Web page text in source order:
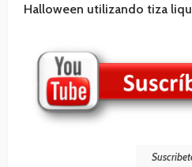
Halloween utilizando tiza